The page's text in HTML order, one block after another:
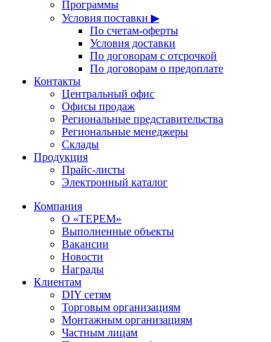
Программы
Условия поставки ▶
По счетам-оферты
Условия доставки
По договорам с отсрочкой
По договорам о предоплате
Контакты
Центральный офис
Офисы продаж
Региональные представительства
Региональные менеджеры
Склады
Продукция
Прайс-листы
Электронный каталог
Компания
О «ТЕРЕМ»
Выполненные объекты
Вакансии
Новости
Награды
Клиентам
DIY сетям
Торговым организациям
Монтажным организациям
Частным лицам